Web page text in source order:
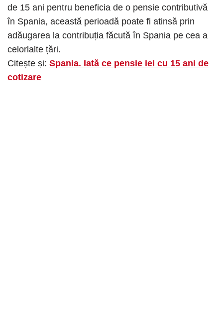
de 15 ani pentru beneficia de o pensie contributivă
în Spania, această perioadă poate fi atinsă prin
adăugarea la contribuția făcută în Spania pe cea a
celorlalte țări.
Citește și: Spania. Iată ce pensie iei cu 15 ani de
cotizare